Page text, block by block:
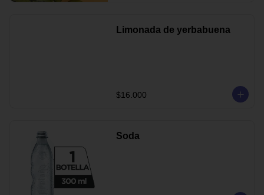
Limonada de yerbabuena
$16.000
Soda